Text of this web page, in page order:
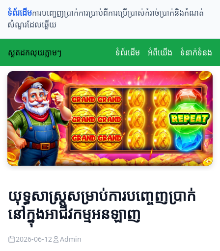
ទំព័រដើមការបញ្ចេញប្រាក់ការប្រាប់ពីការប្រើប្រាស់កំរាច់ប្រាក់និងកំណត់
សំណួរដែលឆ្លើយ
ស្លតដកលុយភ្លាមៗ ទំព័រដើម អំពីយើង ទំនាក់ទំនង
យុទ្ធសាស្ត្រសម្រាប់ការបញ្ចេញប្រាក់
នៅក្នុងអាជីវកម្មអនឡាញ
2026-06-12 Admin